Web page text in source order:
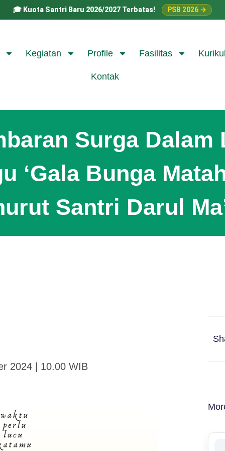
🎓 Kuota Santri Baru 2026/2027 Terbatas! PSB 2026 →
Kegiatan Profile Fasilitas
Kontak
Surga Dalam
‘Gala Bunga
Santri Darul
2024 | 10.00 WIB